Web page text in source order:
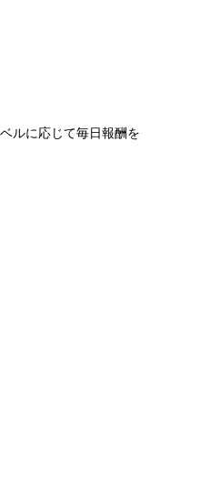
ルに応じて毎日報酬を